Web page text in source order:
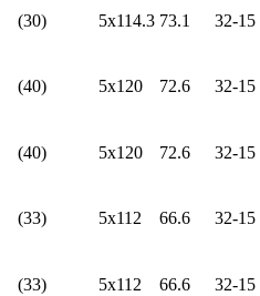
(30) 5x114.3 73.1 32-15
(40) 5x120 72.6 32-15
(40) 5x120 72.6 32-15
(33) 5x112 66.6 32-15
(33) 5x112 66.6 32-15